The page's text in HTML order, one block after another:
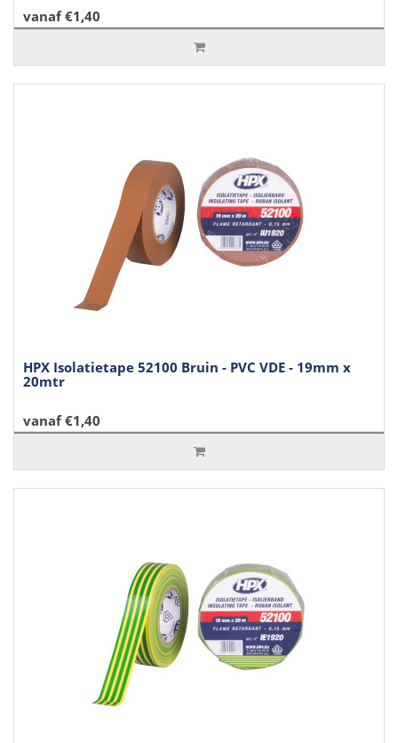
vanaf €1,40
HPX Isolatietape 52100 Bruin - PVC VDE - 19mm x
20mtr
vanaf €1,40